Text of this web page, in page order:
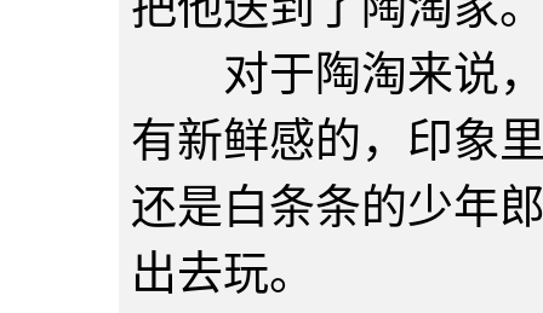
对于陶淘来说，
有新鲜感的，印象
还是白条条的少年
出去玩。